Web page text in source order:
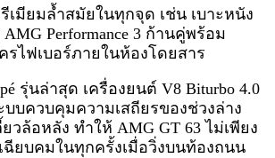
เมียมล้ำสมัยในทุกจุด เช่น เบาะหนัง
Performance 3 ก้านคู่พร้อม
รไฟเบอร์ภายในห้องโดยสาร
รุ่นล่าสุด เครื่องยนต์ V8 Biturbo 4.0
บบควบคุมความเสถียรของช่วงล่าง
วล้อหลัง ทำให้ AMG GT 63 ไม่เพียง
ฉียบคมในทุกครั้งเมื่อวิ่งบนท้องถนน